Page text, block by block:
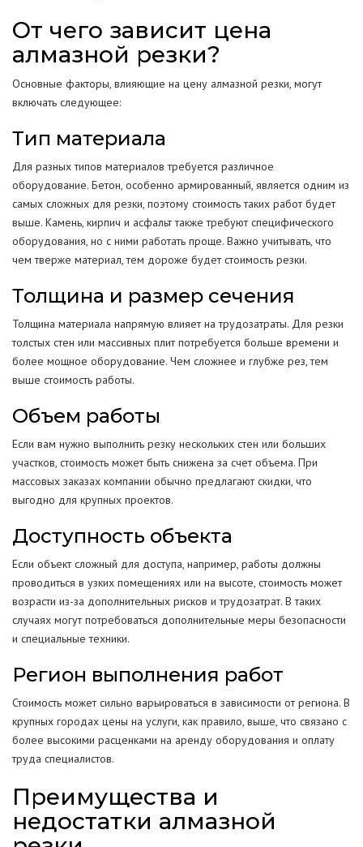
От чего зависит цена
алмазной резки?
Основные факторы, влияющие на цену алмазной резки, могут
включать следующее:
Тип материала
Для разных типов материалов требуется различное
оборудование. Бетон, особенно армированный, является одним из
самых сложных для резки, поэтому стоимость таких работ будет
выше. Камень, кирпич и асфальт также требуют специфического
оборудования, но с ними работать проще. Важно учитывать, что
чем тверже материал, тем дороже будет стоимость резки.
Толщина и размер сечения
Толщина материала напрямую влияет на трудозатраты. Для резки
толстых стен или массивных плит потребуется больше времени и
более мощное оборудование. Чем сложнее и глубже рез, тем
выше стоимость работы.
Объем работы
Если вам нужно выполнить резку нескольких стен или больших
участков, стоимость может быть снижена за счет объема. При
массовых заказах компании обычно предлагают скидки, что
выгодно для крупных проектов.
Доступность объекта
Если объект сложный для доступа, например, работы должны
проводиться в узких помещениях или на высоте, стоимость может
возрасти из-за дополнительных рисков и трудозатрат. В таких
случаях могут потребоваться дополнительные меры безопасности
и специальные техники.
Регион выполнения работ
Стоимость может сильно варьироваться в зависимости от региона. В
крупных городах цены на услуги, как правило, выше, что связано с
более высокими расценками на аренду оборудования и оплату
труда специалистов.
Преимущества и
недостатки алмазной